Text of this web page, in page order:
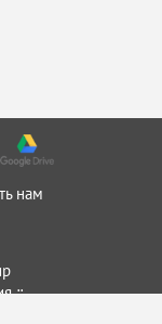
нам
::